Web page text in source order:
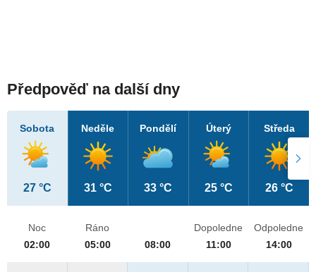
Předpověď na další dny
Sobota
27 °C
Neděle
31 °C
Pondělí
33 °C
Úterý
25 °C
Středa
26 °C
Noc
02:00
Ráno
05:00
08:00
Dopoledne
11:00
Odpoledne
14:00